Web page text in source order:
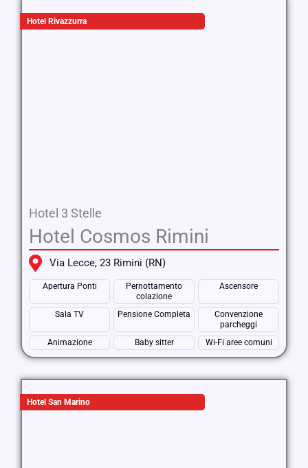
Hotel Rivazzurra
Hotel 3 Stelle
Hotel Cosmos Rimini
Via Lecce, 23 Rimini (RN)
Apertura Ponti
Pernottamento
colazione
Ascensore
Sala TV Pensione Completa
Convenzione
parcheggi
Animazione
Baby sitter Wi-Fi aree comuni
Hotel San Marino